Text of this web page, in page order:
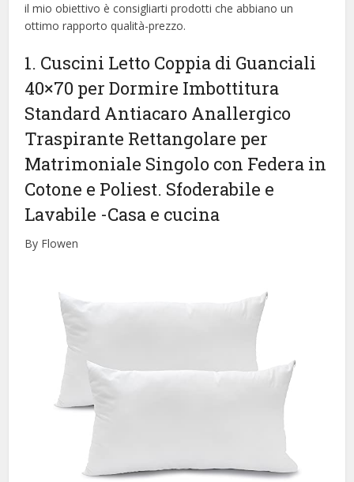
il mio obiettivo è consigliarti prodotti che abbiano un
ottimo rapporto qualità-prezzo.
1. Cuscini Letto Coppia di Guanciali
40×70 per Dormire Imbottitura
Standard Antiacaro Anallergico
Traspirante Rettangolare per
Matrimoniale Singolo con Federa in
Cotone e Poliest. Sfoderabile e
Lavabile -Casa e cucina
By Flowen